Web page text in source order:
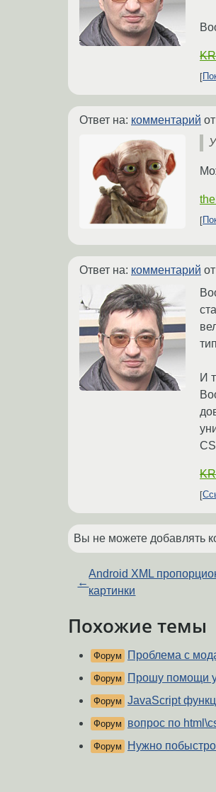
Ответ на: комментарий
Ответ на: комментарий
И
Вы не можете добавлять
←
Android XML
картинки
Похожие темы
Форум Проблема с
Форум Прошу помощи у
Форум JavaScript
Форум вопрос по
Форум Нужно